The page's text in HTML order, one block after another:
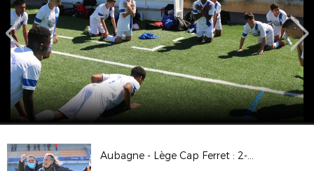
Aubagne - Lège Cap Ferret : 2-2 (4 tab 2) (32èmes de finale de la Coupe de France)